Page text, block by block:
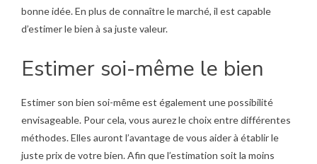
bonne idée. En plus de connaître le marché, il est capable
d’estimer le bien à sa juste valeur.
Estimer soi-même le bien
Estimer son bien soi-même est également une possibilité
envisageable. Pour cela, vous aurez le choix entre différentes
méthodes. Elles auront l’avantage de vous aider à établir le
juste prix de votre bien. Afin que l’estimation soit la moins